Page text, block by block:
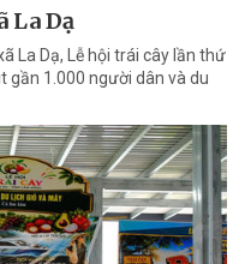
La Dạ
La Dạ, Lễ hội trái cây lần thứ
gần 1.000 người dân và du